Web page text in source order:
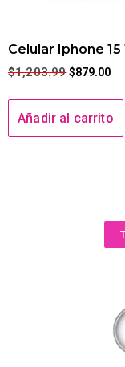
Celular Iphone 15
$1,203.99 $879.00
Añadir al carrito